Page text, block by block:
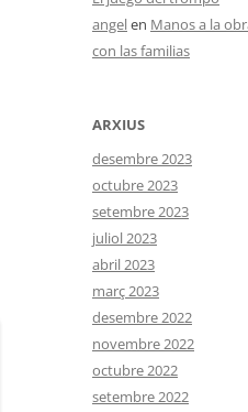
angelen Manos a la
con las familias
ARXIUS
desembre 2023
octubre 2023
setembre 2023
juliol 2023
abril 2023
març 2023
desembre 2022
novembre 2022
octubre 2022
setembre 2022